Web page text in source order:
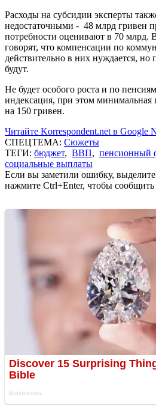
Расходы на субсидии эксперты
недостаточными - 48 млрд гривен
потребности оценивают в 70
говорят, что компенсации по
действительно в них нуждается, но
будут.
Не будет особого роста и по
индексация, при этом минимальная
на 150 гривен.
Читайте Korrespondent.net в Google
СПЕЦТЕМА: Сюжеты
ТЕГИ: бюджет, ВВП, пенсионный
социальные выплаты
Если вы заметили ошибку,
нажмите Ctrl+Enter, чтобы сообщить